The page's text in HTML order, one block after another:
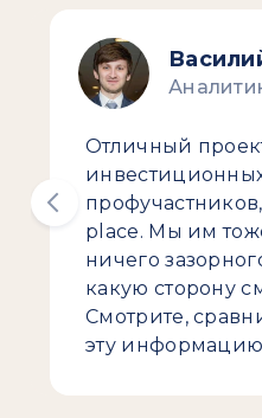
Отличный
place. Мы им
ничего
какую сторону
Смотрите,
эту